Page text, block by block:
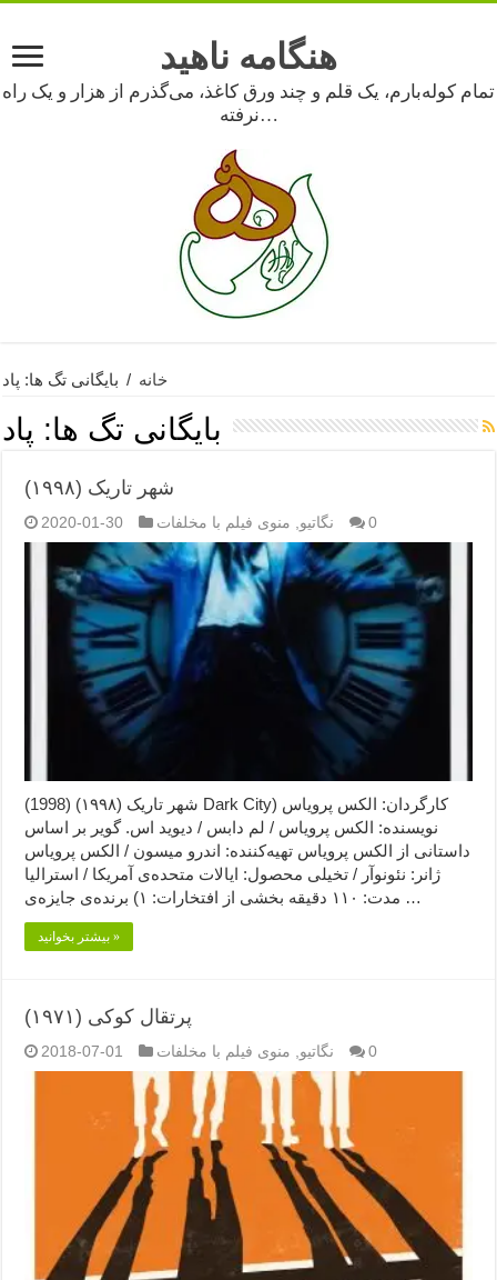
هنگامه ناهید
تمام کوله‌بارم، یک قلم و چند ورق کاغذ، می‌گذرم از هزار و یک راه
نرفته…
خانه / بایگانی تگ ها: پاد
بایگانی تگ ها: پاد
شهر تاریک (۱۹۹۸)
2020-01-30 نگاتیو منوی فیلم با مخلفات 0
شهر تاریک (۱۹۹۸) (1998) Dark City) کارگردان: الکس پرویاس
نویسنده: الکس پرویاس / لم دابس / دیوید اس. گویر بر اساس
داستانی از الکس پرویاس تهیه‌کننده: اندرو میسون / الکس پرویاس
ژانر: نئونوآر / تخیلی محصول: ایالات متحده‌ی آمریکا / استرالیا
مدت: ۱۱۰ دقیقه بخشی از افتخارات: ۱) برنده‌ی جایزه‌ی …
بیشتر بخوانید »
پرتقال کوکی (۱۹۷۱)
2018-07-01 نگاتیو منوی فیلم با مخلفات 0